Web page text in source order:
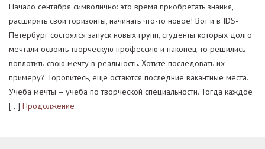
Начало сентября символично: это время приобретать знания,
расширять свои горизонты, начинать что-то новое! Вот и в IDS-
Петербург состоялся запуск новых групп, студенты которых долго
мечтали освоить творческую профессию и наконец-то решились
воплотить свою мечту в реальность. Хотите последовать их
примеру? Торопитесь, еще остаются последние вакантные места.
Учеба мечты – учеба по творческой специальности. Тогда каждое
[…] Продолжение